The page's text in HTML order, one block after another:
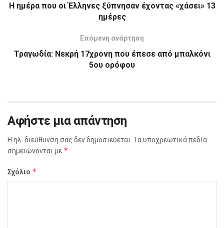
Η ημέρα που οι Έλληνες ξύπνησαν έχοντας «χάσει» 13
ημέρες
Επόμενη ανάρτηση
Τραγωδία: Νεκρή 17χρονη που έπεσε από μπαλκόνι
5ου ορόφου
Αφήστε μια απάντηση
Η ηλ. διεύθυνση σας δεν δημοσιεύεται. Τα υποχρεωτικά πεδία
σημειώνονται με *
Σχόλιο *